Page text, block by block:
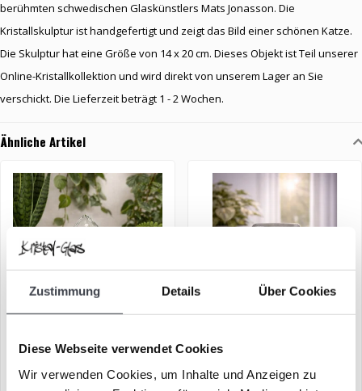
Zustimmung Details Über Cookies
Diese Webseite verwendet Cookies
Wir verwenden Cookies, um Inhalte und Anzeigen zu
berühmten schwedischen Glaskünstlers Mats Jonasson. Die
Kristallskulptur ist handgefertigt und zeigt das Bild einer schönen Katze.
Die Skulptur hat eine Größe von 14 x 20 cm. Dieses Objekt ist Teil unserer
Online-Kristallkollektion und wird direkt von unserem Lager an Sie
verschickt. Die Lieferzeit beträgt 1 - 2 Wochen.
Ähnliche Artikel
Maiglöckchen
Vierblättriges Kleeblatt
€99,00